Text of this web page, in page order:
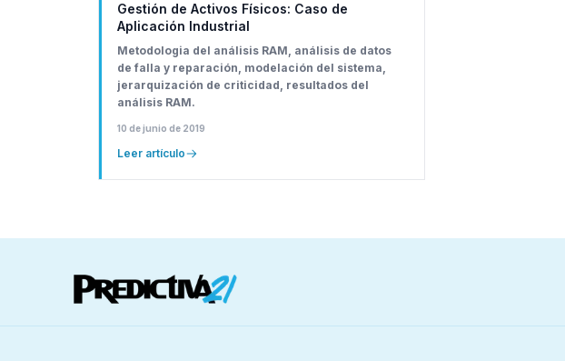
Gestión de Activos Físicos: Caso de
Aplicación Industrial
Metodologia del análisis RAM, análisis de datos
de falla y reparación, modelación del sistema,
jerarquización de criticidad, resultados del
análisis RAM.
10 de junio de 2019
Leer artículo